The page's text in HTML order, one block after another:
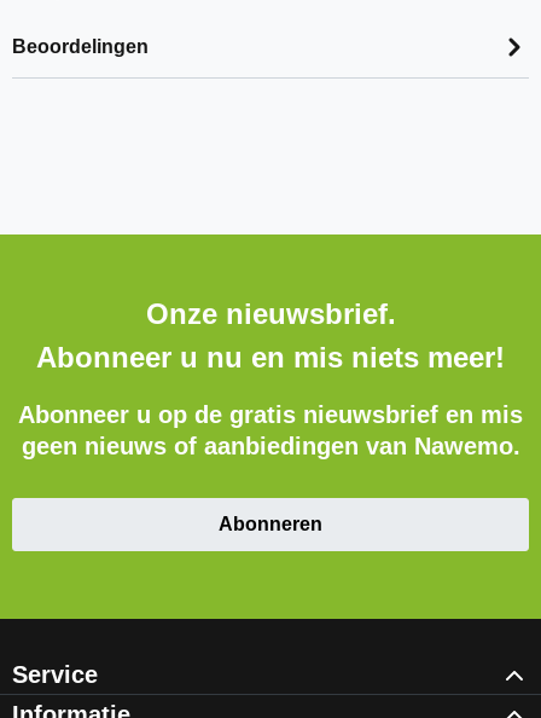
Beoordelingen
Onze nieuwsbrief.
Abonneer u nu en mis niets meer!
Abonneer u op de gratis nieuwsbrief en mis
geen nieuws of aanbiedingen van Nawemo.
Service